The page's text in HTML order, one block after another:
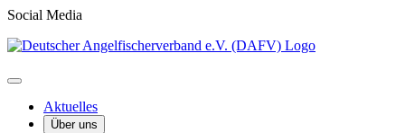
Social Media
Aktuelles
Über uns